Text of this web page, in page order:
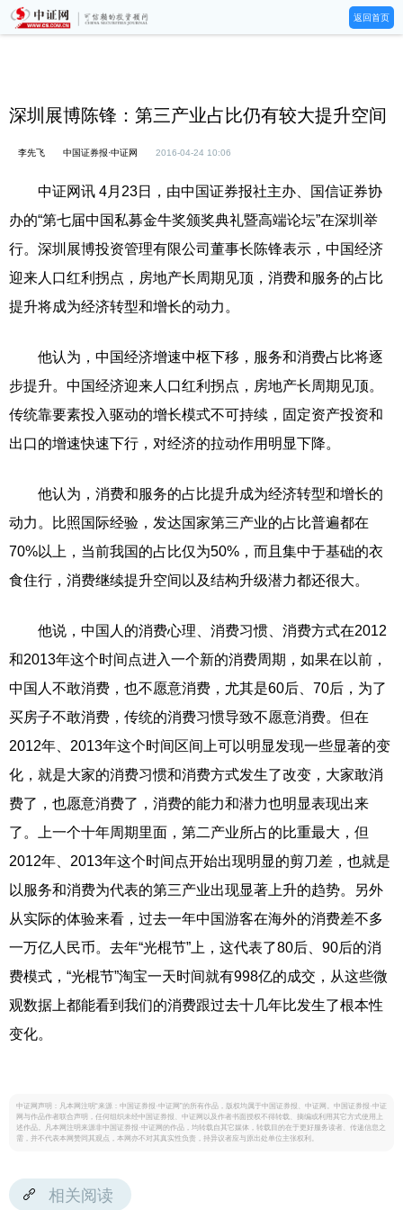
返回首页
深圳展博陈锋：第三产业占比仍有较大提升空间
李先飞 中国证券报·中证网 2016-04-24 10:06
中证网讯 4月23日，由中国证券报社主办、国信证券协
办的“第七届中国私募金牛奖颁奖典礼暨高端论坛”在深圳举
行。深圳展博投资管理有限公司董事长陈锋表示，中国经济
迎来人口红利拐点，房地产长周期见顶，消费和服务的占比
提升将成为经济转型和增长的动力。
他认为，中国经济增速中枢下移，服务和消费占比将逐
步提升。中国经济迎来人口红利拐点，房地产长周期见顶。
传统靠要素投入驱动的增长模式不可持续，固定资产投资和
出口的增速快速下行，对经济的拉动作用明显下降。
他认为，消费和服务的占比提升成为经济转型和增长的
动力。比照国际经验，发达国家第三产业的占比普遍都在
70%以上，当前我国的占比仅为50%，而且集中于基础的衣
食住行，消费继续提升空间以及结构升级潜力都还很大。
他说，中国人的消费心理、消费习惯、消费方式在2012
和2013年这个时间点进入一个新的消费周期，如果在以前，
中国人不敢消费，也不愿意消费，尤其是60后、70后，为了
买房子不敢消费，传统的消费习惯导致不愿意消费。但在
2012年、2013年这个时间区间上可以明显发现一些显著的变
化，就是大家的消费习惯和消费方式发生了改变，大家敢消
费了，也愿意消费了，消费的能力和潜力也明显表现出来
了。上一个十年周期里面，第二产业所占的比重最大，但
2012年、2013年这个时间点开始出现明显的剪刀差，也就是
以服务和消费为代表的第三产业出现显著上升的趋势。另外
从实际的体验来看，过去一年中国游客在海外的消费差不多
一万亿人民币。去年“光棍节”上，这代表了80后、90后的消
费模式，“光棍节”淘宝一天时间就有998亿的成交，从这些微
观数据上都能看到我们的消费跟过去十几年比发生了根本性
变化。
中证网声明：凡本网注明“来源：中国证券报·中证网”的所有作品，版权均属于中国证券报、中证网。中国证券报·中证
网与作品作者联合声明，任何组织未经中国证券报、中证网以及作者书面授权不得转载、摘编或利用其它方式使用上
述作品。凡本网注明来源非中国证券报·中证网的作品，均转载自其它媒体，转载目的在于更好服务读者、传递信息之
需，并不代表本网赞同其观点，本网亦不对其真实性负责，持异议者应与原出处单位主张权利。
相关阅读